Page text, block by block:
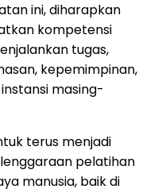
ini, diharapkan
kompetensi
tugas,
kepemimpinan,
masing-
terus menjadi
pelatihan
manusia, baik di